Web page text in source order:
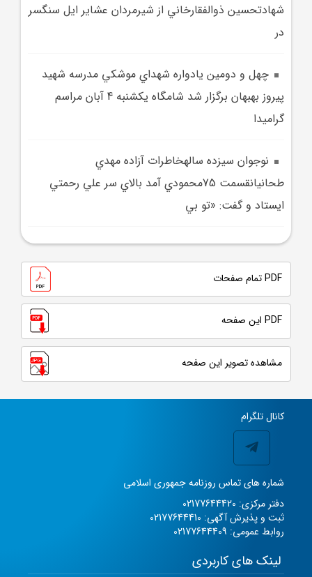
شهادتحسين ذوالفقارخاني از شيرمردان عشاير ايل سنگسر
در
چهل و دومين يادواره شهداي موشکي مدرسه شهيد
پيروز بهبهان برگزار شد شامگاه يکشنبه 4 آبان مراسم
گراميدا
نوجوان سيزده سالهخاطرات آزاده مهدي
طحانيانقسمت 75محمودي آمد بالاي سر علي رحمتي
ايستاد و گفت: «تو بي‌
PDF تمام صفحات
PDF این صفحه
مشاهده تصویر این صفحه
کانال تلگرام
شماره های تماس روزنامه جمهوری اسلامی
دفتر مرکزی: 02177644420
ثبت و پذیرش آگهی: 02177644410
روابط عمومی: 02177644409
لینک های کاربردی